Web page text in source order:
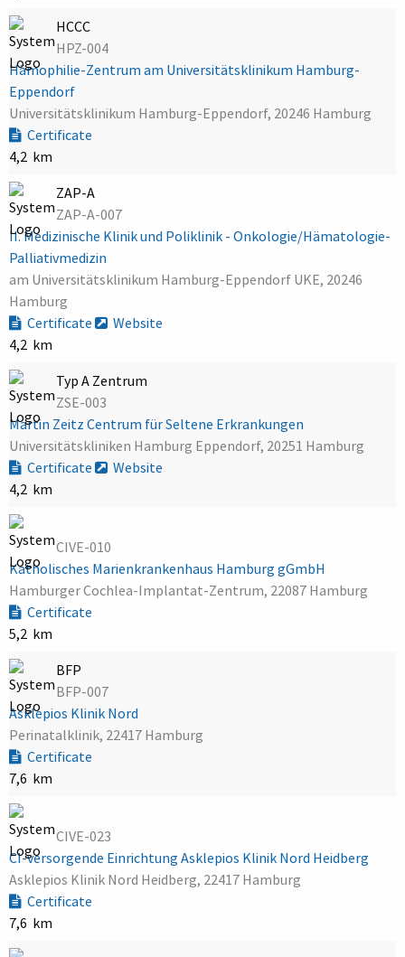
HCCC
HPZ-004
Hämophilie-Zentrum am Universitätsklinikum Hamburg-
Eppendorf
Universitätsklinikum Hamburg-Eppendorf, 20246 Hamburg
Certificate
4,2 km
ZAP-A
ZAP-A-007
II. Medizinische Klinik und Poliklinik - Onkologie/Hämatologie-
Palliativmedizin
am Universitätsklinikum Hamburg-Eppendorf UKE, 20246
Hamburg
Certificate
Website
4,2 km
Typ A Zentrum
ZSE-003
Martin Zeitz Centrum für Seltene Erkrankungen
Universitätskliniken Hamburg Eppendorf, 20251 Hamburg
Certificate
Website
4,2 km
CIVE-010
Katholisches Marienkrankenhaus Hamburg gGmbH
Hamburger Cochlea-Implantat-Zentrum, 22087 Hamburg
Certificate
5,2 km
BFP
BFP-007
Asklepios Klinik Nord
Perinatalklinik, 22417 Hamburg
Certificate
7,6 km
CIVE-023
CI-versorgende Einrichtung Asklepios Klinik Nord Heidberg
Asklepios Klinik Nord Heidberg, 22417 Hamburg
Certificate
7,6 km